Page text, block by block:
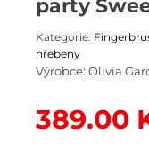
party
Kategorie:
hřebeny
Výrobce: Olivia
389.00